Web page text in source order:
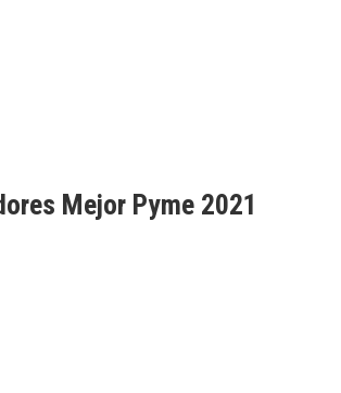
Mejor Pyme 2021